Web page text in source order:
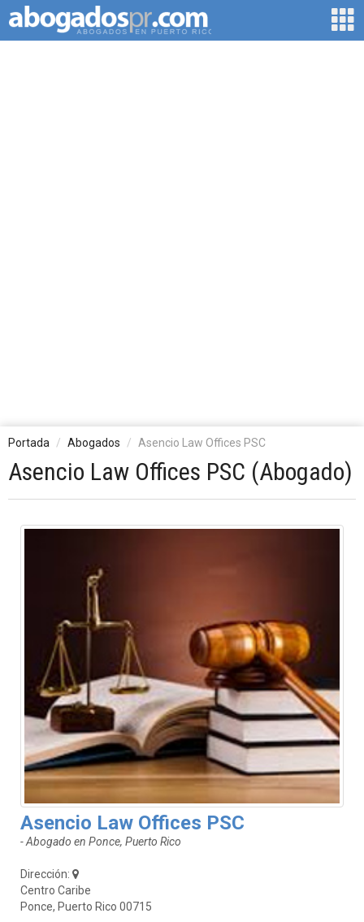
Portada Abogados Asencio Law Offices PSC
Asencio Law Offices PSC (Abogado)
Asencio Law Offices PSC
- Abogado en Ponce, Puerto Rico
Dirección:
Centro Caribe
Ponce, Puerto Rico 00715